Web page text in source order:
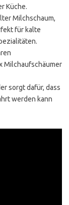
Küche.
Milchschaum,
für kalte
Milchaufschäumer
sorgt dafür, dass
werden kann